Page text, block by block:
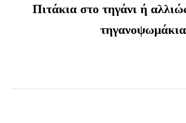
Πιτάκια στο τηγάνι ή